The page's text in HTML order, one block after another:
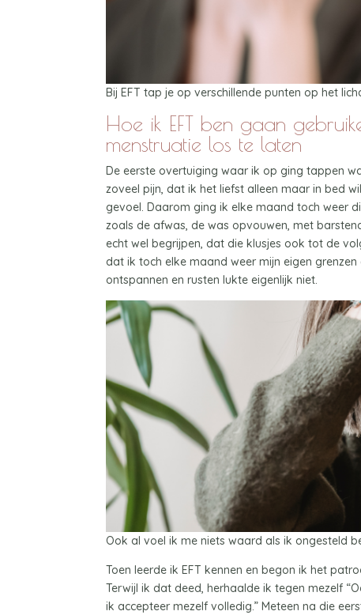
Bij EFT tap je op verschillende punten op het
Hoe ik EFT ben gaan
menstruatie los te laten
De eerste overtuiging waar ik op ging tappen
zoveel pijn, dat ik het liefst alleen maar in bed
gevoel. Daarom ging ik elke maand toch weer
zoals de afwas, de was opvouwen, met
echt wel begrijpen, dat die klusjes ook tot de
dat ik toch elke maand weer mijn eigen
ontspannen en rusten lukte eigenlijk niet.
Ook al voel ik me niets waard als ik ongesteld
Toen leerde ik EFT kennen en begon ik het
Terwijl ik dat deed, herhaalde ik tegen mezelf
ik accepteer mezelf volledig.” Meteen na die